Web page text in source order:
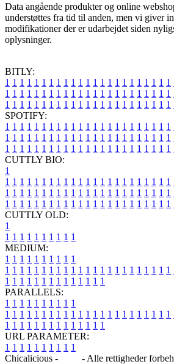
Data angående produkter og online
understøttes fra tid til anden, men vi giver
modifikationer der er udarbejdet siden
oplysninger.
BITLY:
1 1 1 1 1 1 1 1 1 1 1 1 1 1 1 1 1 1 1 1 1 1 1
1 1 1 1 1 1 1 1 1 1 1 1 1 1 1 1 1 1 1 1 1 1 1
1 1 1 1 1 1 1 1 1 1 1 1 1 1 1 1 1 1 1 1 1 1 1
SPOTIFY:
1 1 1 1 1 1 1 1 1 1 1 1 1 1 1 1 1 1 1 1 1 1 1
1 1 1 1 1 1 1 1 1 1 1 1 1 1 1 1 1 1 1 1 1 1 1
1 1 1 1 1 1 1 1 1 1 1 1 1 1 1 1 1 1 1 1 1 1 1
CUTTLY BIO:
1
1 1 1 1 1 1 1 1 1 1 1 1 1 1 1 1 1 1 1 1 1 1 1
1 1 1 1 1 1 1 1 1 1 1 1 1 1 1 1 1 1 1 1 1 1 1
1 1 1 1 1 1 1 1 1 1 1 1 1 1 1 1 1 1 1 1 1 1 1
CUTTLY OLD:
1
1 1 1 1 1 1 1 1 1 1
MEDIUM:
1 1 1 1 1 1 1 1 1 1
1 1 1 1 1 1 1 1 1 1 1 1 1 1 1 1 1 1 1 1 1 1 1
1 1 1 1 1 1 1 1 1 1 1 1 1 1
PARALLELS:
1 1 1 1 1 1 1 1 1 1
1 1 1 1 1 1 1 1 1 1 1 1 1 1 1 1 1 1 1 1 1 1 1
1 1 1 1 1 1 1 1 1 1 1 1 1 1
URL PARAMETER:
1 1 1 1 1 1 1 1 1 1
Chicalicious -
- Alle rettigheder